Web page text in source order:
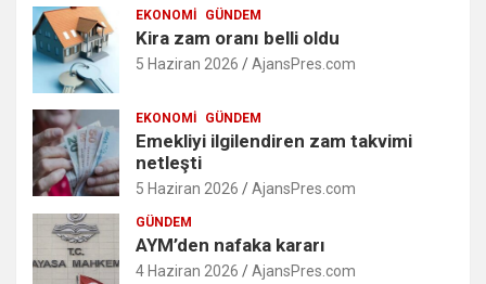
EKONOMI GÜNDEM
Kira zam oranı belli oldu
5 Haziran 2026 AjansPres.com
EKONOMI GÜNDEM
Emekliyi ilgilendiren zam takvimi
netleşti
5 Haziran 2026 AjansPres.com
GÜNDEM
AYM’den nafaka kararı
4 Haziran 2026 AjansPres.com